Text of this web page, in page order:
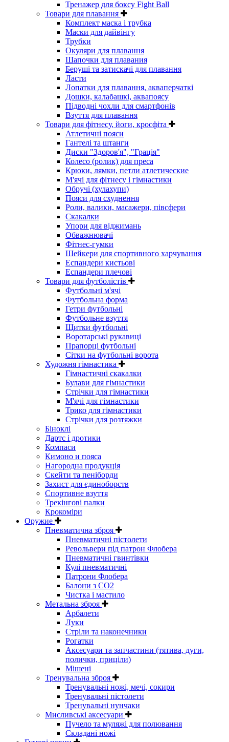
Тренажер для боксу Fight Ball
Товари для плавання
Комплект маска і трубка
Маски для дайвінгу
Трубки
Окуляри для плавання
Шапочки для плавания
Беруші та затискачі для плавання
Ласти
Лопатки для плавання, акваперчаткі
Дошки, калабашкі, аквапоясу
Підводні чохли для смартфонів
Взуття для плавання
Товари для фітнесу, йоги, кросфіта
Атлетичні пояси
Гантелі та штанги
Диски "Здоров'я", "Грація"
Колесо (ролик) для преса
Крюки, лямки, петли атлетические
М'ячі для фітнесу і гімнастики
Обручі (хулахупи)
Пояси для схуднення
Роли, валики, масажери, півсфери
Скакалки
Упори для віджимань
Обважнювачі
Фітнес-гумки
Шейкери для спортивного харчування
Еспандери кистьові
Еспандери плечові
Товари для футболістів
Футбольні м'ячі
Футбольна форма
Гетри футбольні
Футбольне взуття
Щитки футбольні
Воротарські рукавиці
Прапорці футбольні
Сітки на футбольні ворота
Художня гімнастика
Гімнастичні скакалки
Булави для гімнастики
Стрічки для гімнастики
М'ячі для гімнастики
Трико для гімнастики
Стрічки для розтяжки
Біноклі
Дартс і дротики
Компаси
Кимоно и пояса
Нагородна продукція
Скейти та пеніборди
Захист для єдиноборств
Спортивне взуття
Трекінгові палки
Крокоміри
Оружие
Пневматична зброя
Пневматичні пістолети
Револьвери під патрон Флобера
Пневматичні гвинтівки
Кулі пневматичні
Патрони Флобера
Балони з CO2
Чистка і мастило
Метальна зброя
Арбалети
Луки
Стріли та наконечники
Рогатки
Аксесуари та запчастини (тятива, дуги,
полички, приціли)
Мішені
Тренувальна зброя
Тренувальні ножі, мечі, сокири
Тренувальні пістолети
Тренувальні нунчаки
Мисливські аксесуари
Пучело та муляжі для полювання
Складані ножі